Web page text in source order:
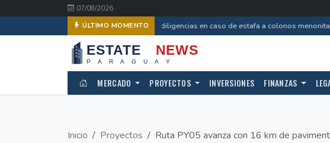
07/08/2026
ÚLTIMO MOMENTOAvanzan diligencias en caso de estafa a colonos menonitas
MERCADO PROYECTOS INVERSIONES FINANZAS
Inicio Proyectos Ruta PY05 avanza con 16 km de